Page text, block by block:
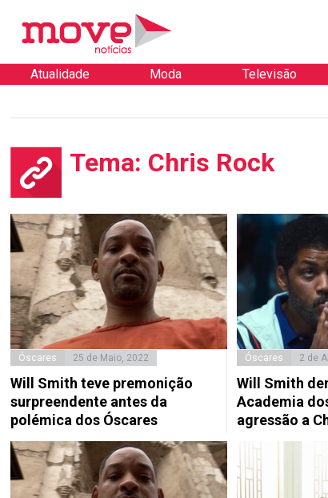
Atualidade Moda Televisão
Tema: Chris Rock
Óscares 25 de Maio, 2022
Will Smith teve premonição
surpreendente antes da
polémica dos Óscares
Óscares 2 de
Will Smith
Academia
agressão a